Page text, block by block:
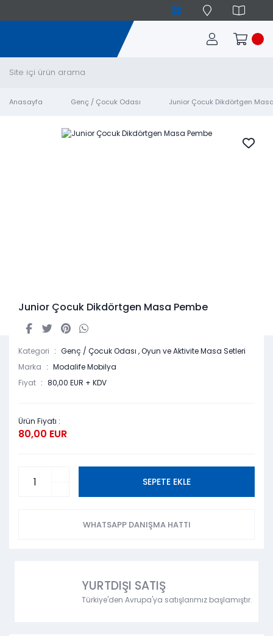
Anasayfa Genç / Çocuk Odası Junior Çocuk Dikdörtgen
Junior Çocuk Dikdörtgen Masa Pembe
Kategori Genç / Çocuk Odası ,Oyun ve Aktivite Masa Setleri
Marka
Modalife Mobilya
Fiyat
80,00 EUR + KDV
Ürün Fiyatı :
80,00 EUR
SEPETE EKLE
WHATSAPP DANIŞMA HATTI
YURTDIŞI SATIŞ
Türkiye'den Avrupa'ya satışlarımız başlamıştır.